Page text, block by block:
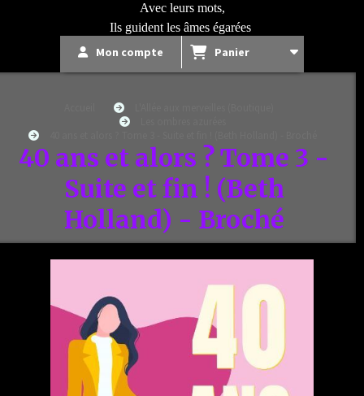
Avec leurs mots,
Ils guident les âmes égarées
Mon compte Panier
40 ans et alors ? Tome 3 -
Suite et fin ! (Beth
Holland) - Broché